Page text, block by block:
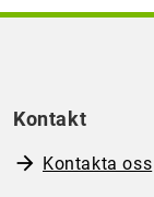
Kontakt
Kontakta oss